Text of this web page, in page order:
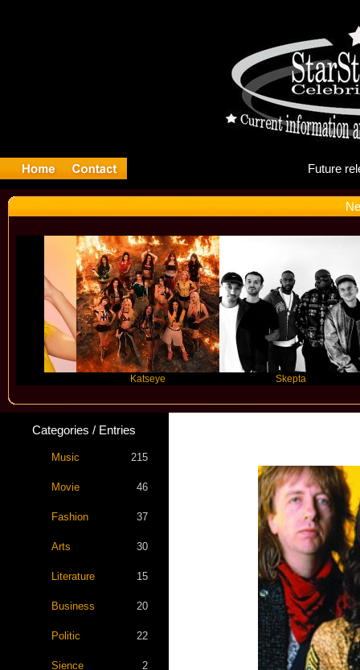
Categories / Entries
Music 215
Movie 46
Fashion 37
Arts 30
Literature 15
Business 20
Politic 22
Sience 2